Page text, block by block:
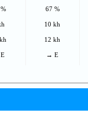
67 %
10 kh
12 kh
→ E